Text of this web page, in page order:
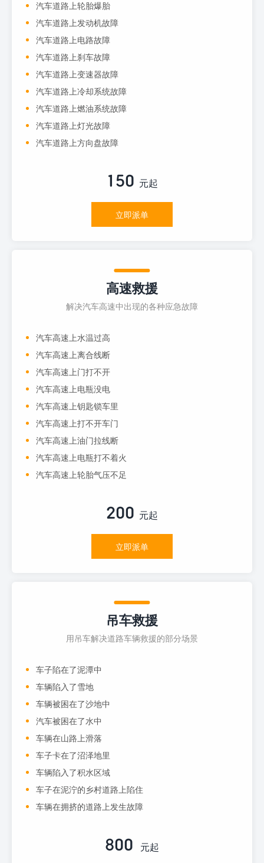
汽车道路上轮胎爆胎
汽车道路上发动机故障
汽车道路上电路故障
汽车道路上刹车故障
汽车道路上变速器故障
汽车道路上冷却系统故障
汽车道路上燃油系统故障
汽车道路上灯光故障
汽车道路上方向盘故障
150 元起
立即派单
高速救援
解决汽车高速中出现的各种应急故障
汽车高速上水温过高
汽车高速上离合线断
汽车高速上门打不开
汽车高速上电瓶没电
汽车高速上钥匙锁车里
汽车高速上打不开车门
汽车高速上油门拉线断
汽车高速上电瓶打不着火
汽车高速上轮胎气压不足
200 元起
立即派单
吊车救援
用吊车解决道路车辆救援的部分场景
车子陷在了泥潭中
车辆陷入了雪地
车辆被困在了沙地中
汽车被困在了水中
车辆在山路上滑落
车子卡在了沼泽地里
车辆陷入了积水区域
车子在泥泞的乡村道路上陷住
车辆在拥挤的道路上发生故障
800 元起